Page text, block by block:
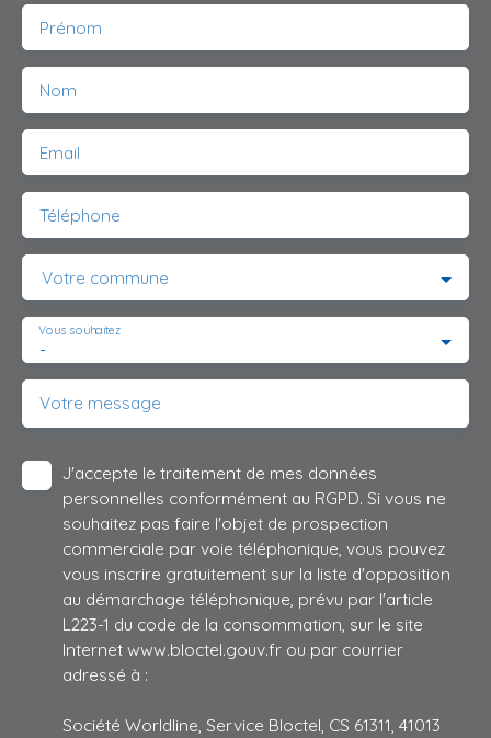
Prénom
Nom
Email
Téléphone
Votre commune
-
Vous souhaitez
Votre message
J'accepte le traitement de mes données
personnelles conformément au RGPD. Si vous ne
souhaitez pas faire l'objet de prospection
commerciale par voie téléphonique, vous pouvez
vous inscrire gratuitement sur la liste d'opposition
au démarchage téléphonique, prévu par l'article
L223-1 du code de la consommation, sur le site
Internet www.bloctel.gouv.fr ou par courrier
adressé à :
Société Worldline, Service Bloctel, CS 61311, 41013